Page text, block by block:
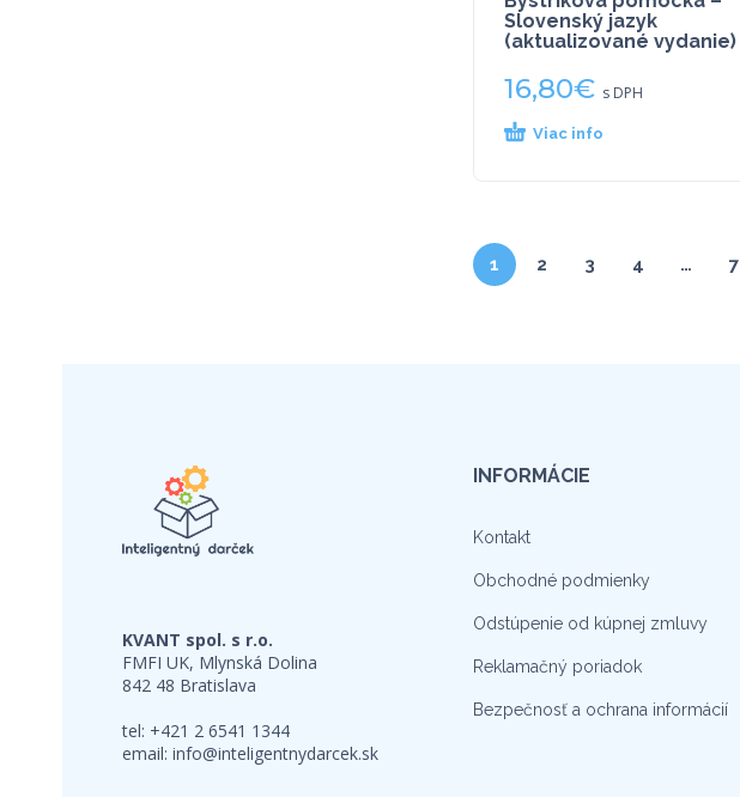
Slovenský jazyk
(aktualizované vydanie)
16,80€ s DPH
Viac info
1 2 3 4 … 7
KVANT spol. s r.o.
FMFI UK, Mlynská Dolina
842 48 Bratislava
tel: +421 2 6541 1344
email: info@inteligentnydarcek.sk
INFORMÁCIE
Kontakt
Obchodné podmienky
Odstúpenie od kúpnej zmluvy
Reklamačný poriadok
Bezpečnosť a ochrana informácií